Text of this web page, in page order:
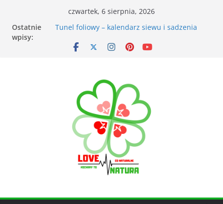
czwartek, 6 sierpnia, 2026
Ostatnie
wpisy:
Przyrządy do pomiarów meteorologicznych
warzyw
Narzędzia ogrodnicze nieocenionym
wsparciem w ogrodzie